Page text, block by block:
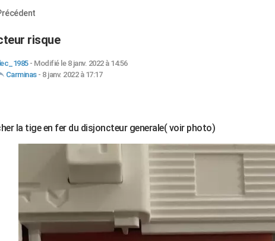
risque
- Modifié le 8 janv. 2022 à 14:56
Carminas- 8 janv. 2022 à 17:17
la tige en fer du disjoncteur generale( voir photo)